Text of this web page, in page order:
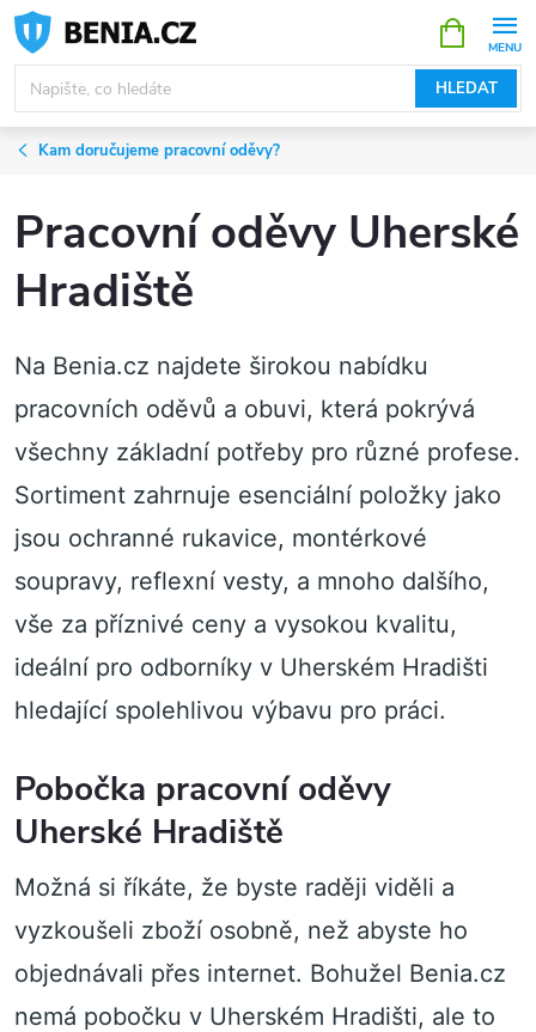
Přejít
obsah
HLEDAT
NÁKUPNÍ
KOŠÍK
Kam doručujeme pracovní oděvy?
Pracovní oděvy Uherské
Hradiště
Na Benia.cz najdete širokou nabídku
pracovních oděvů a obuvi, která pokrývá
všechny základní potřeby pro různé profese.
Sortiment zahrnuje esenciální položky jako
jsou ochranné rukavice, montérkové
soupravy, reflexní vesty, a mnoho dalšího,
vše za příznivé ceny a vysokou kvalitu,
ideální pro odborníky v Uherském Hradišti
hledající spolehlivou výbavu pro práci.
Pobočka pracovní oděvy
Uherské Hradiště
Možná si říkáte, že byste raději viděli a
vyzkoušeli zboží osobně, než abyste ho
objednávali přes internet. Bohužel Benia.cz
nemá pobočku v Uherském Hradišti, ale to